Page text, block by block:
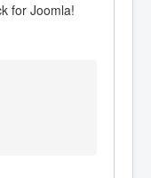
for Joomla!